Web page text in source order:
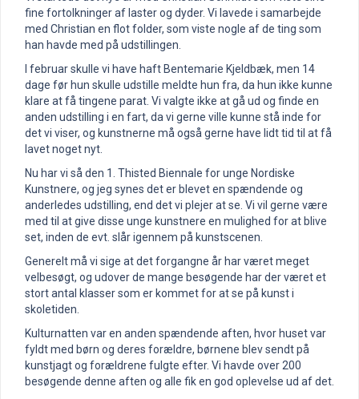
fine fortolkninger af laster og dyder. Vi lavede i samarbejde
med Christian en flot folder, som viste nogle af de ting som
han havde med på udstillingen.
I februar skulle vi have haft Bentemarie Kjeldbæk, men 14
dage før hun skulle udstille meldte hun fra, da hun ikke kunne
klare at få tingene parat. Vi valgte ikke at gå ud og finde en
anden udstilling i en fart, da vi gerne ville kunne stå inde for
det vi viser, og kunstnerne må også gerne have lidt tid til at få
lavet noget nyt.
Nu har vi så den 1. Thisted Biennale for unge Nordiske
Kunstnere, og jeg synes det er blevet en spændende og
anderledes udstilling, end det vi plejer at se. Vi vil gerne være
med til at give disse unge kunstnere en mulighed for at blive
set, inden de evt. slår igennem på kunstscenen.
Generelt må vi sige at det forgangne år har været meget
velbesøgt, og udover de mange besøgende har der været et
stort antal klasser som er kommet for at se på kunst i
skoletiden.
Kulturnatten var en anden spændende aften, hvor huset var
fyldt med børn og deres forældre, børnene blev sendt på
kunstjagt og forældrene fulgte efter. Vi havde over 200
besøgende denne aften og alle fik en god oplevelse ud af det.